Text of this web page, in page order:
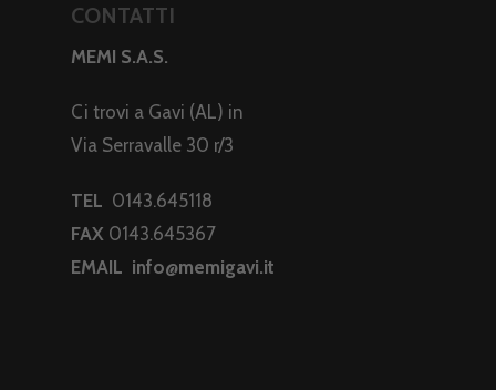
CONTATTI
MEMI S.A.S.
Ci trovi a Gavi (AL) in
Via Serravalle 30 r/3
TEL 0143.645118
FAX 0143.645367
EMAIL info@memigavi.it